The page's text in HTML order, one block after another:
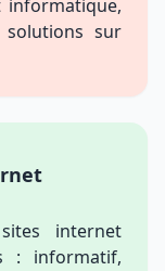
informatique,
sur
internet
: informatif,